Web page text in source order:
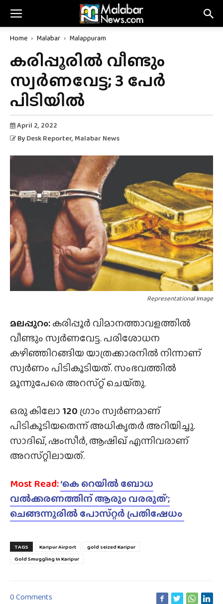
Home Malabar Malappuram
കരിപ്പൂരിൽ വീണ്ടും
സ്വർണവേട്ട; 3 പേർ
പിടിയിൽ
April 2, 2022
By Desk Reporter, Malabar News
Representational Image
മലപ്പുറം:കരിപ്പൂര്‍ വിമാനത്താവളത്തിൽ
വീണ്ടും സ്വർണവേട്ട. പരിശോധന
കഴിഞ്ഞിറങ്ങിയ യാത്രക്കാരനിൽ നിന്നാണ്
സ്വർണം പിടികൂടിയത്. സംഭവത്തിൽ
മൂന്നുപേരെ അറസ്‌റ്റ് ചെയ്‌തു.
ഒരു കിലോ 120 ഗ്രാം സ്വർണമാണ്
പിടികൂടിയതെന്ന് അധികൃതർ അറിയിച്ചു.
സാദിഖ്, ഷംസീർ, ആഷിഖ് എന്നിവരാണ്
അറസ്‌റ്റിലായത്‌.
Most Read:‘കെ റെയിൽ ബോധ
വൽക്കരണത്തിന് ആരും വരരുത്’;
ചെങ്ങന്നൂരിൽ പോസ്‌റ്റർ പ്രതിഷേധം
TAGS Karipur Airport
gold seized Karipur
Gold Smuggling In Karipur
0 Comments